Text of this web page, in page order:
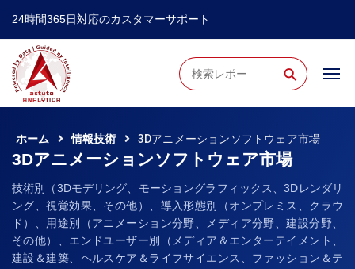
24時間365日対応のカスタマーサポート
⚲
ホーム 情報技術 3Dアニメーションソフトウェア市場
3Dアニメーションソフトウェア市場
技術別（3Dモデリング、モーショングラフィックス、3Dレンダリ
ング、視覚効果、その他）、導入形態別（オンプレミス、クラウ
ド）、用途別（アニメーション分野、メディア分野、建設分野、
その他）、エンドユーザー別（メディア＆エンターテイメント、
建設＆建築、ヘルスケア＆ライフサイエンス、ファッション＆テ